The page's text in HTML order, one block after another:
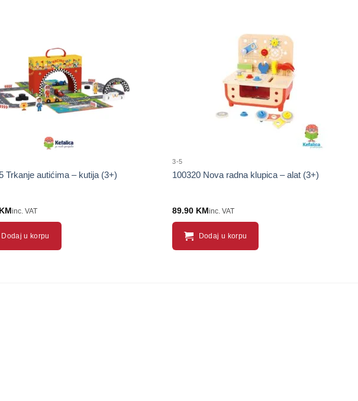
Trkanje autićima – kutija (3+)
KMinc. VAT
Dodaj u korpu
3-5
100320 Nova radna klupica – alat (3+)
89.90 KMinc. VAT
Dodaj u korpu